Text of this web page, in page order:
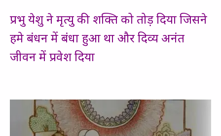
प्रभु येशु ने मृत्यु की शक्ति को तोड़ दिया जिसने
हमे बंधन में बंधा हुआ था और दिव्य अनंत
जीवन में प्रवेश दिया